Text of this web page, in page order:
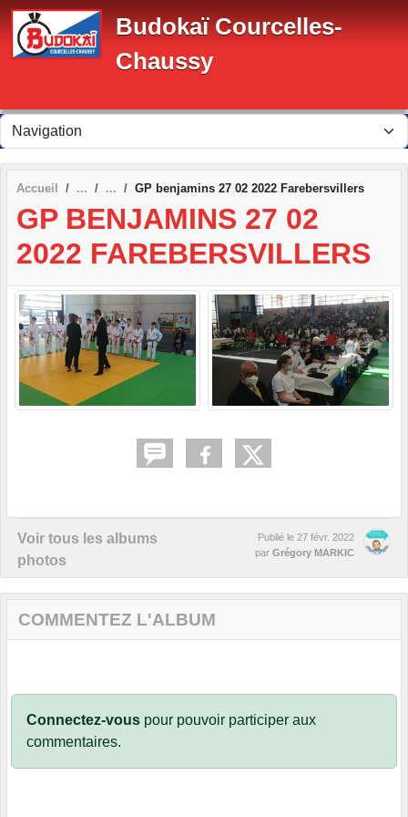
Budokaï Courcelles-
Chaussy
Accueil GP benjamins 27 02 2022 Farebersvillers
GP BENJAMINS 27 02
2022 FAREBERSVILLERS
Voir tous les albums
photos
Publié le 27 févr. 2022
par Grégory MARKIC
COMMENTEZ L'ALBUM
Connectez-vous pour pouvoir participer aux
commentaires.
Panneau de gestion des cookies